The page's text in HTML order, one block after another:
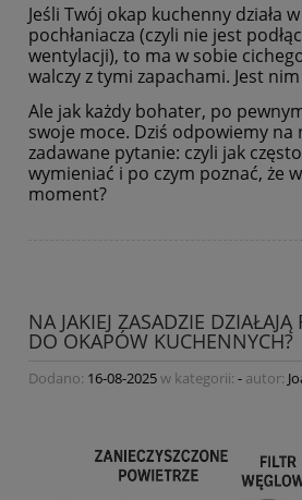
Jeśli Twój okap kuchenny działa
pochłaniacza (czyli nie jest
wentylacji), to ma w sobie
walczy z tymi zapachami. Jest
Ale jak każdy bohater, po
swoje moce. Dziś odpowiemy na
zadawane pytanie: czyli jak
wymieniać i po czym poznać, że
moment?
NA JAKIEJ ZASADZIE
DO OKAPÓW KUCHENNYCH?
Dodano: 16-08-2025w kategorii: - autor: